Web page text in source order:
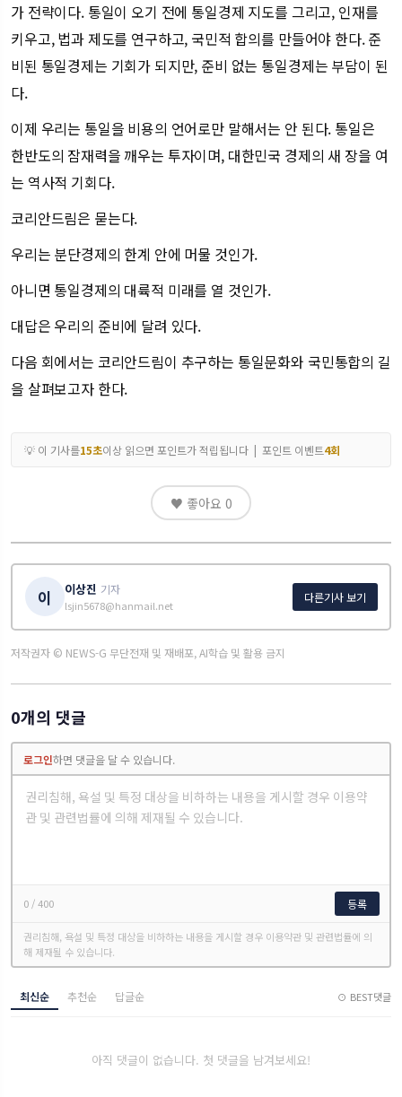
가 전략이다. 통일이 오기 전에 통일경제 지도를 그리고, 인재를
키우고, 법과 제도를 연구하고, 국민적 합의를 만들어야 한다. 준
비된 통일경제는 기회가 되지만, 준비 없는 통일경제는 부담이 된
다.
이제 우리는 통일을 비용의 언어로만 말해서는 안 된다. 통일은
한반도의 잠재력을 깨우는 투자이며, 대한민국 경제의 새 장을 여
는 역사적 기회다.
코리안드림은 묻는다.
우리는 분단경제의 한계 안에 머물 것인가.
아니면 통일경제의 대륙적 미래를 열 것인가.
대답은 우리의 준비에 달려 있다.
다음 회에서는 코리안드림이 추구하는 통일문화와 국민통합의 길
을 살펴보고자 한다.
💡 이 기사를15초이상 읽으면 포인트가 적립됩니다 | 포인트 이벤트4회
♥ 좋아요 0
이 이상진 기자
lsjin5678@hanmail.net
다른기사 보기
저작권자 © NEWS-G 무단전재 및 재배포, AI학습 및 활용 금지
0개의 댓글
로그인하면 댓글을 달 수 있습니다.
0/ 400 등록
권리침해, 욕설 및 특정 대상을 비하하는 내용을 게시할 경우 이용약관 및 관련법률에 의
해 제재될 수 있습니다.
최신순 추천순 답글순 ⊙ BEST댓글
아직 댓글이 없습니다. 첫 댓글을 남겨보세요!